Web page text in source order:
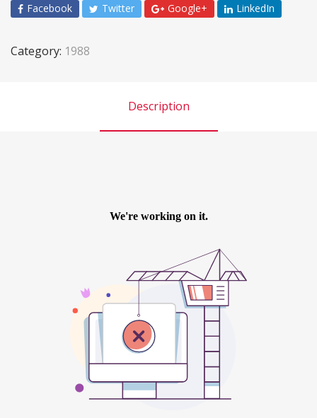
Facebook Twitter Google+ LinkedIn
Category: 1988
Description